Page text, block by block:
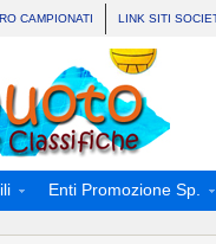
CAMPIONATI LINK SITI
Enti Promozione Sp.